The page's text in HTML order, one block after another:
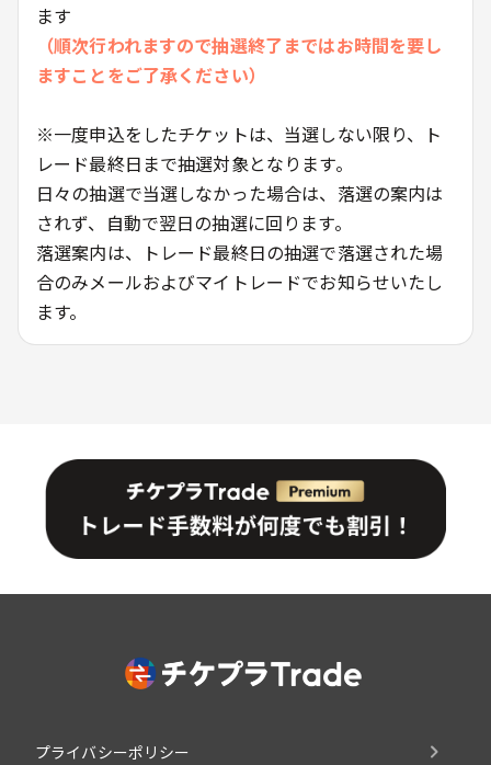
ます
（順次行われますので抽選終了まではお時間を要し
ますことをご了承ください）
※一度申込をしたチケットは、当選しない限り、ト
レード最終日まで抽選対象となります。
日々の抽選で当選しなかった場合は、落選の案内は
されず、自動で翌日の抽選に回ります。
落選案内は、トレード最終日の抽選で落選された場
合のみメールおよびマイトレードでお知らせいたし
ます。
プライバシーポリシー